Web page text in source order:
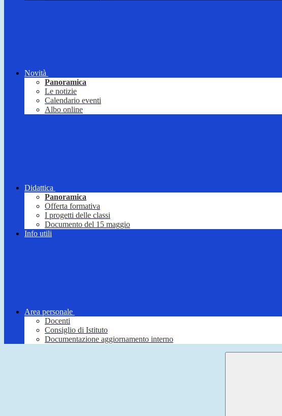
Novità
Panoramica
Le notizie
Calendario eventi
Albo online
Didattica
Panoramica
Offerta formativa
I progetti delle classi
Documento del 15 maggio
Info utili
Area personale
Docenti
Consiglio di Istituto
Documentazione aggiornamento interno